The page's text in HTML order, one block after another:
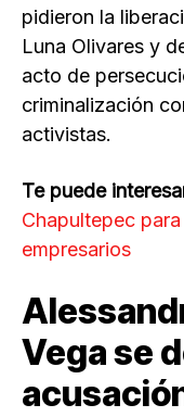
pidieron la
Luna Olivares y
acto de
criminalización
activistas.
Te puede
Chapultepec
empresarios
Vega se